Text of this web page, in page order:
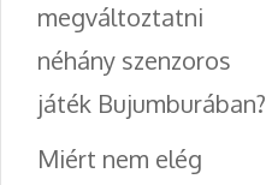
megváltoztatni
néhány szenzoros
játék Bujumburában?
Miért nem elég